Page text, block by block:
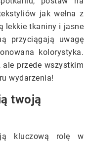
jak wełna z
lekkie tkaniny i jasne
przyciągają uwagę
kolorystyka.
przede wszystkim
wydarzenia!
twoją
kluczową rolę w